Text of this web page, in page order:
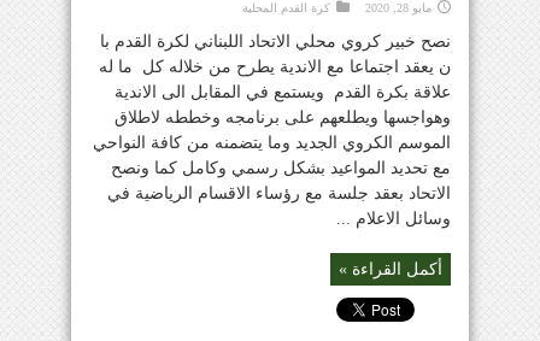
مايو 28, 2020 كرة القدم المحلية
نصح خبير كروي محلي الاتحاد اللبناني لكرة القدم با
ن يعقد اجتماعا مع الاندية يطرح من خلاله كل ما له
علاقة بكرة القدم ويستمع في المقابل الى الاندية
وهواجسها ويطلعهم على برنامجه وخططه لاطلاق
الموسم الكروي الجديد وما يتضمنه من كافة النواحي
مع تحديد المواعيد بشكل رسمي وكامل كما ونصح
الاتحاد بعقد جلسة مع رؤساء الاقسام الرياضية في
وسائل الاعلام ...
أكمل القراءة »